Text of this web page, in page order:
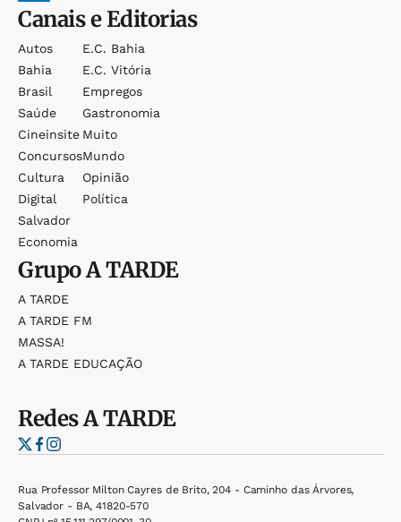
Canais e Editorias
Autos
Bahia
Brasil
Saúde
Cineinsite
Concursos
Cultura
Digital
Salvador
Economia
E.c. Bahia
E.c. Vitória
Empregos
Gastronomia
Muito
Mundo
Opinião
Política
GrupoA TARDE
A TARDE
A TARDE FM
MASSA!
A TARDE EDUCAÇÃO
RedesA TARDE
Rua Professor Milton Cayres de Brito, 204 - Caminho das Árvores,
Salvador - BA, 41820-570